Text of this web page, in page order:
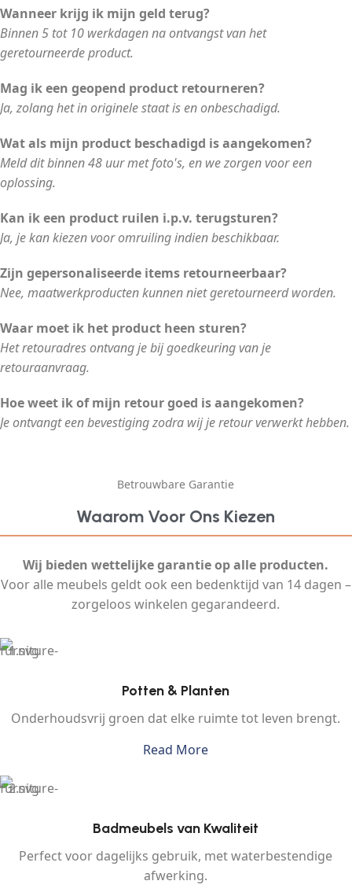
Wanneer krijg ik mijn geld terug?
Binnen 5 tot 10 werkdagen na ontvangst van het
geretourneerde product.
Mag ik een geopend product retourneren?
Ja, zolang het in originele staat is en onbeschadigd.
Wat als mijn product beschadigd is aangekomen?
Meld dit binnen 48 uur met foto's, en we zorgen voor een
oplossing.
Kan ik een product ruilen i.p.v. terugsturen?
Ja, je kan kiezen voor omruiling indien beschikbaar.
Zijn gepersonaliseerde items retourneerbaar?
Nee, maatwerkproducten kunnen niet geretourneerd worden.
Waar moet ik het product heen sturen?
Het retouradres ontvang je bij goedkeuring van je
retouraanvraag.
Hoe weet ik of mijn retour goed is aangekomen?
Je ontvangt een bevestiging zodra wij je retour verwerkt hebben.
Betrouwbare Garantie
Waarom Voor Ons Kiezen
Wij bieden wettelijke garantie op alle producten.
Voor alle meubels geldt ook een bedenktijd van 14 dagen –
zorgeloos winkelen gegarandeerd.
Potten & Planten
Onderhoudsvrij groen dat elke ruimte tot leven brengt.
Read More
Badmeubels van Kwaliteit
Perfect voor dagelijks gebruik, met waterbestendige
afwerking.